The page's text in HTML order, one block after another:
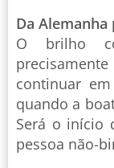
Da
O brilho
continuar
quando a
Será o início
pessoa não-